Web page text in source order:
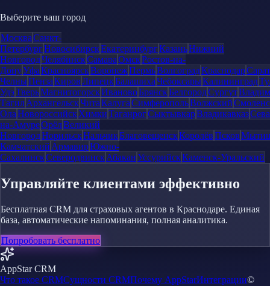
Выберите ваш город
МоскваСанкт-
ПетербургНовосибирскЕкатеринбургКазаньНижний
НовгородЧелябинскСамараОмскРостов-на-
ДонуУфаКрасноярскВоронежПермьВолгоградКраснодар
ЧелныПензаКировЛипецкБалашихаЧебоксарыКалининград
УдэТверьМагнитогорскИвановоБрянскБелгородСургут
ТагилАрхангельскЧитаКалугаСимферопольВолжский
ОлаНовороссийскХимкиТаганрогСыктывкарВладикавказ
на-АмуреОрёлВеликий
НовгородНорильскНальчикБлаговещенскКоролёвПсков
Камчатский АрмавирЮжно-
СахалинскСеверодвинскАбаканУссурийскКаменск-Уральский
Управляйте клиентами эффективно
Бесплатная CRM для страховых агентов в Краснодаре. Единая
база, автоматические напоминания, полная аналитика.
Попробовать бесплатно
AppStar CRM
Что такое CRMСущности CRMПочему AppStarИнтеграции©